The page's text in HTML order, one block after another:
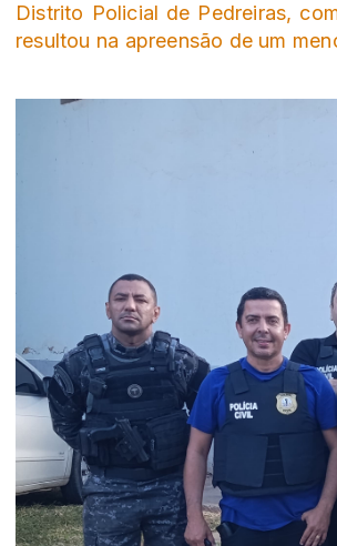
Distrito Policial de Pedreiras,
resultou na apreensão de um